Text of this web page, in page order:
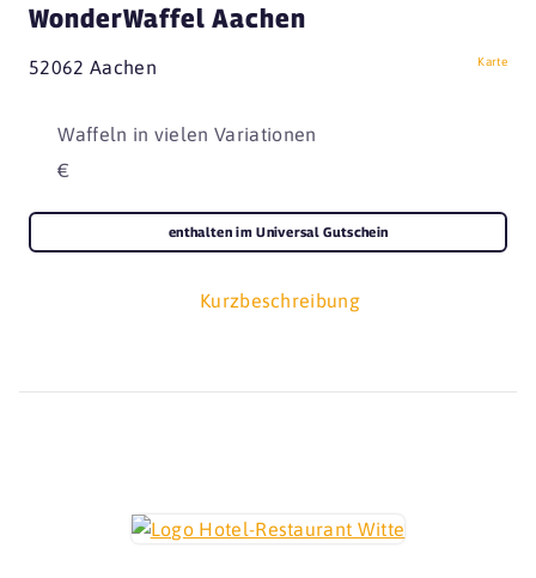
WonderWaffel Aachen
52062 Aachen Karte
Waffeln in vielen Variationen
€
Kurzbeschreibung
enthalten im Universal Gutschein